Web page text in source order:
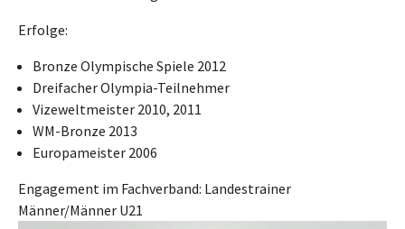
Erfolge:
Bronze Olympische Spiele 2012
Dreifacher Olympia-Teilnehmer
Vizeweltmeister 2010, 2011
WM-Bronze 2013
Europameister 2006
Engagement im Fachverband: Landestrainer
Männer/Männer U21